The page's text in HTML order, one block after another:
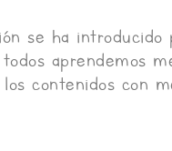
se ha
aprendemos
contenidos con